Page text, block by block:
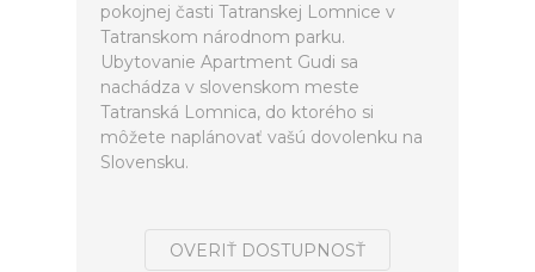
pokojnej časti Tatranskej Lomnice v
Tatranskom národnom parku.
Ubytovanie Apartment Gudi sa
nachádza v slovenskom meste
Tatranská Lomnica, do ktorého si
môžete naplánovať vašú dovolenku na
Slovensku.
OVERIŤ DOSTUPNOSŤ